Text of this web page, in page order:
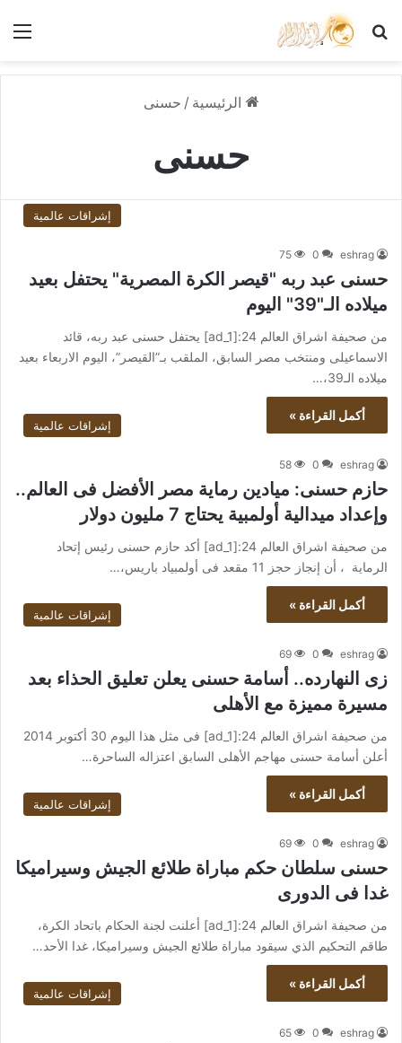
بحث عن
الرئيسية / حسنى
حسنى
إشراقات عالمية
eshrag
0
75
حسنى عبد ربه "قيصر الكرة المصرية" يحتفل بعيد
ميلاده الـ"39" اليوم
من صحيفة اشراق العالم 24:[ad_1] يحتفل حسنى عبد ربه، قائد
الاسماعيلى ومنتخب مصر السابق، الملقب بـ”القيصر”، اليوم الاربعاء بعيد
ميلاده الـ39،…
أكمل القراءة »
إشراقات عالمية
eshrag
0
58
حازم حسنى: ميادين رماية مصر الأفضل فى العالم..
وإعداد ميدالية أولمبية يحتاج 7 مليون دولار
من صحيفة اشراق العالم 24:[ad_1] أكد حازم حسنى رئيس إتحاد
الرماية ، أن إنجاز حجز 11 مقعد فى أولمبياد باريس،…
أكمل القراءة »
إشراقات عالمية
eshrag
0
69
زى النهارده.. أسامة حسنى يعلن تعليق الحذاء بعد
مسيرة مميزة مع الأهلى
من صحيفة اشراق العالم 24:[ad_1] فى مثل هذا اليوم 30 أكتوبر 2014
أعلن أسامة حسنى مهاجم الأهلى السابق اعتزاله الساحرة…
أكمل القراءة »
إشراقات عالمية
eshrag
0
69
حسنى سلطان حكم مباراة طلائع الجيش وسيراميكا
غدا فى الدورى
من صحيفة اشراق العالم 24:[ad_1] أعلنت لجنة الحكام باتحاد الكرة،
طاقم التحكيم الذي سيقود مباراة طلائع الجيش وسيراميكا، غدا الأحد…
أكمل القراءة »
إشراقات عالمية
eshrag
0
65